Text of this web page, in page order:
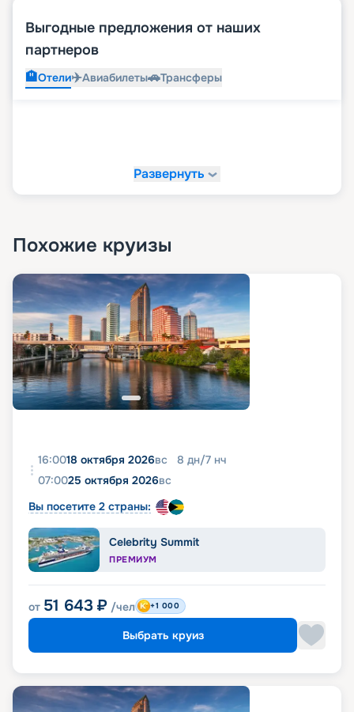
Выгодные предложения от наших
партнеров
🏨Отели✈️Авиабилеты🚗Трансферы
Развернуть
Похожие круизы
16:0018 октября 2026вс 8 дн/7 нч
07:0025 октября 2026вс
Вы посетите 2 страны:
Celebrity Summit
ПРЕМИУМ
от 51 643 ₽ /чел +1 000
Выбрать круиз